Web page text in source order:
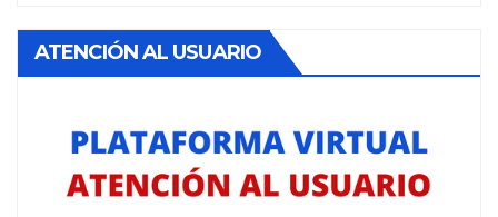
ATENCIÓN AL USUARIO